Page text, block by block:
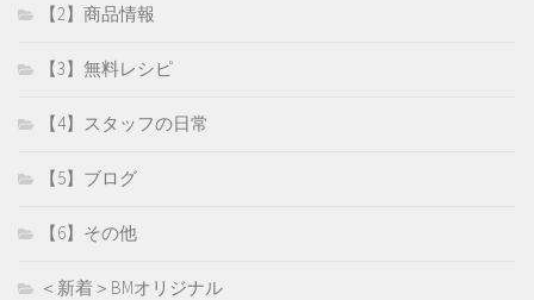
【2】商品情報
【3】無料レシピ
【4】スタッフの日常
【5】ブログ
【6】その他
＜新着＞BMオリジナル